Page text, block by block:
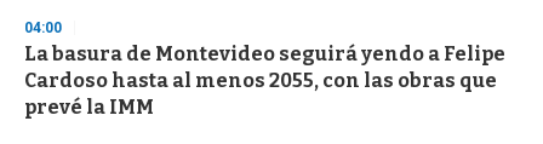
04:00
La basura de Montevideo seguirá yendo a Felipe
Cardoso hasta al menos 2055, con las obras que
prevé la IMM